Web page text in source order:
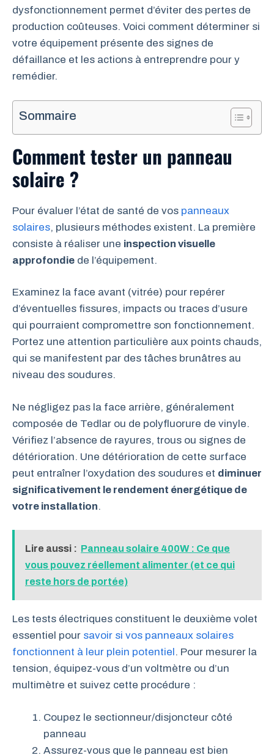
dysfonctionnement permet d’éviter des pertes de
production coûteuses. Voici comment déterminer si
votre équipement présente des signes de
défaillance et les actions à entreprendre pour y
remédier.
Sommaire
Comment tester un panneau
solaire ?
Pour évaluer l’état de santé de vos panneaux
solaires, plusieurs méthodes existent. La première
consiste à réaliser une inspection visuelle
approfondie de l’équipement.
Examinez la face avant (vitrée) pour repérer
d’éventuelles fissures, impacts ou traces d’usure
qui pourraient compromettre son fonctionnement.
Portez une attention particulière aux points chauds,
qui se manifestent par des tâches brunâtres au
niveau des soudures.
Ne négligez pas la face arrière, généralement
composée de Tedlar ou de polyfluorure de vinyle.
Vérifiez l’absence de rayures, trous ou signes de
détérioration. Une détérioration de cette surface
peut entraîner l’oxydation des soudures et diminuer
significativement le rendement énergétique de
votre installation.
Lire aussi : Panneau solaire 400W : Ce que
vous pouvez réellement alimenter (et ce qui
reste hors de portée)
Les tests électriques constituent le deuxième volet
essentiel pour savoir si vos panneaux solaires
fonctionnent à leur plein potentiel. Pour mesurer la
tension, équipez-vous d’un voltmètre ou d’un
multimètre et suivez cette procédure :
Coupez le sectionneur/disjoncteur côté
panneau
Assurez-vous que le panneau est bien